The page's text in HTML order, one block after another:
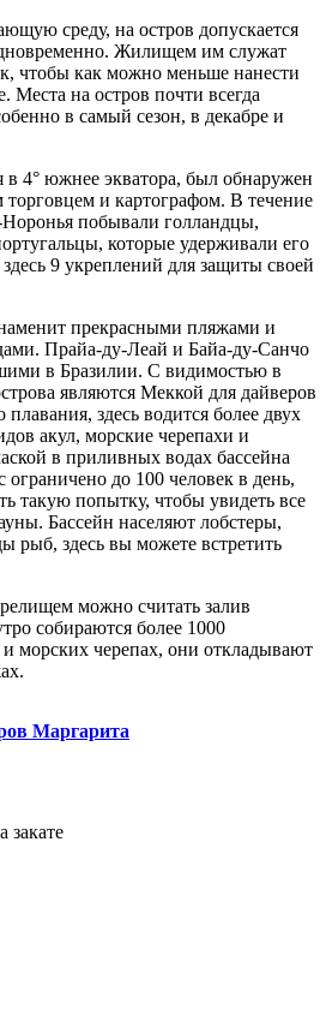
среду, на остров допускается
Жилищем им служат
чтобы как можно меньше нанести
Места на остров почти всегда
в самый сезон, в декабре и
в 4° южнее экватора, был обнаружен
торговцем и картографом. В течение
побывали голландцы,
которые удерживали его
9 укреплений для защиты своей
прекрасными пляжами и
Прайа-ду-Леай и Байа-ду-Санчо
в Бразилии. С видимостью в
являются Меккой для дайверов
здесь водится более двух
акул, морские черепахи и
в приливных водах бассейна
ограничено до 100 человек в день,
такую попытку, чтобы увидеть все
Бассейн населяют лобстеры,
рыб, здесь вы можете встретить
можно считать залив
собираются более 1000
морских черепах, они откладывают
Маргарита
закате